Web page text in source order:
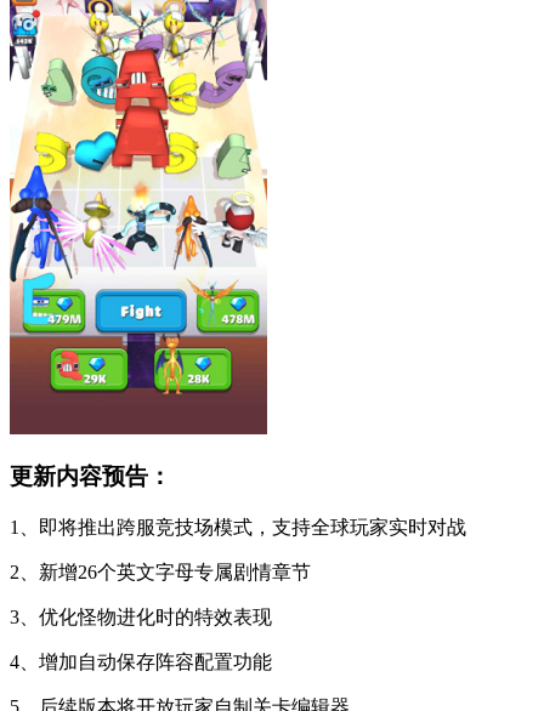
更新内容预告：
1、即将推出跨服竞技场模式，支持全球玩家实时对战
2、新增26个英文字母专属剧情章节
3、优化怪物进化时的特效表现
4、增加自动保存阵容配置功能
5、后续版本将开放玩家自制关卡编辑器